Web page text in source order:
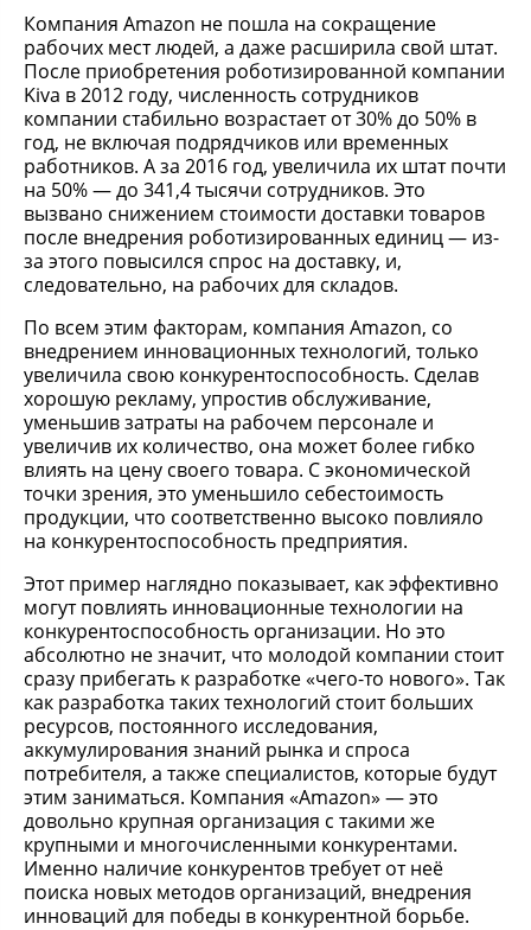
Компания Amazon не пошла на сокращение
рабочих мест людей, а даже расширила свой штат.
После приобретения роботизированной компании
Kiva в 2012 году, численность сотрудников
компании стабильно возрастает от 30% до 50% в
год, не включая подрядчиков или временных
работников. А за 2016 год, увеличила их штат почти
на 50% — до 341,4 тысячи сотрудников. Это
вызвано снижением стоимости доставки товаров
после внедрения роботизированных единиц — из-
за этого повысился спрос на доставку, и,
следовательно, на рабочих для складов.
По всем этим факторам, компания Amazon, со
внедрением инновационных технологий, только
увеличила свою конкурентоспособность. Сделав
хорошую рекламу, упростив обслуживание,
уменьшив затраты на рабочем персонале и
увеличив их количество, она может более гибко
влиять на цену своего товара. С экономической
точки зрения, это уменьшило себестоимость
продукции, что соответственно высоко повлияло
на конкурентоспособность предприятия.
Этот пример наглядно показывает, как эффективно
могут повлиять инновационные технологии на
конкурентоспособность организации. Но это
абсолютно не значит, что молодой компании стоит
сразу прибегать к разработке «чего-то нового». Так
как разработка таких технологий стоит больших
ресурсов, постоянного исследования,
аккумулирования знаний рынка и спроса
потребителя, а также специалистов, которые будут
этим заниматься. Компания «Amazon» — это
довольно крупная организация с такими же
крупными и многочисленными конкурентами.
Именно наличие конкурентов требует от неё
поиска новых методов организаций, внедрения
инноваций для победы в конкурентной борьбе.